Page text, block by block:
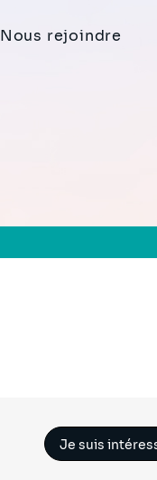
Nous rejoindre
Je suis